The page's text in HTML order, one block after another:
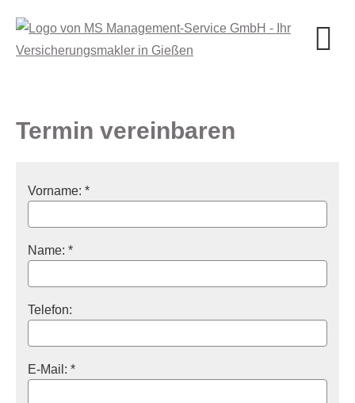
Termin ver­ein­baren
Vorname: *
Name: *
Telefon:
E-Mail: *